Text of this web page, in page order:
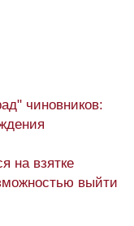
чиновников:
на взятке
выйти